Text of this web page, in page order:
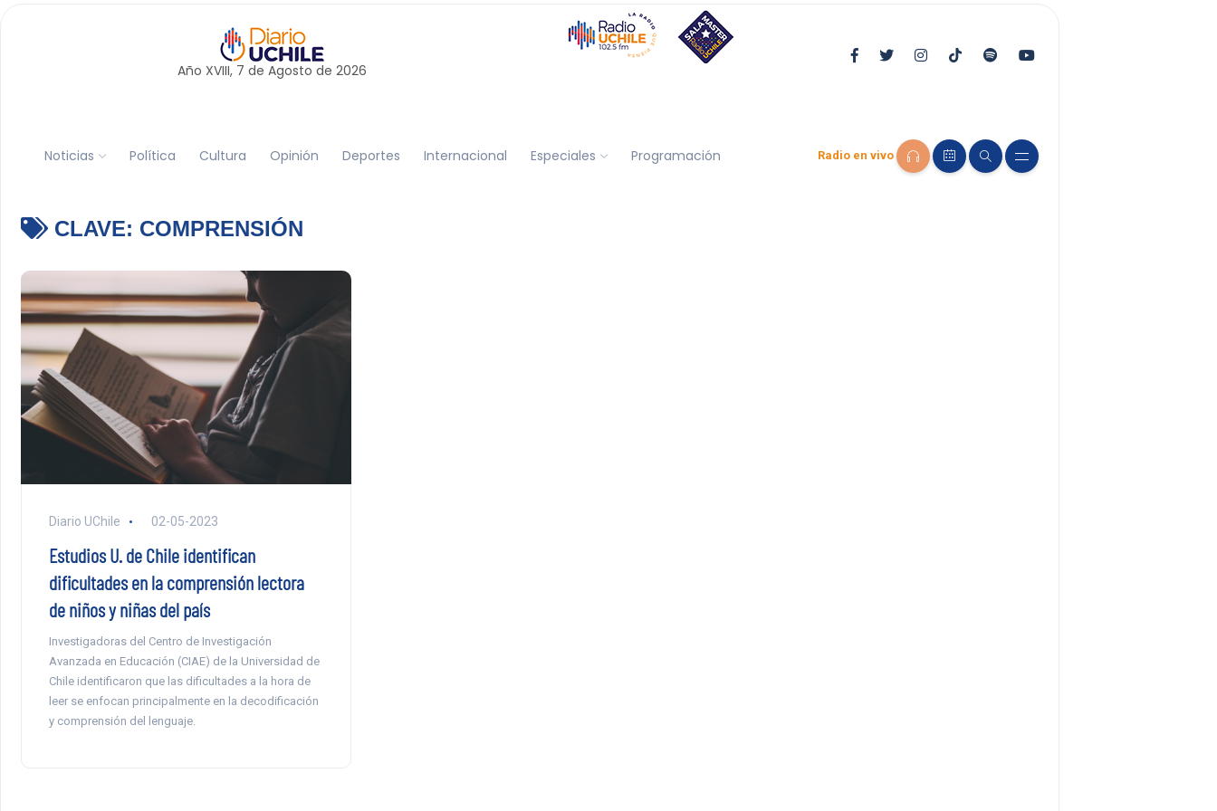
Año XVIII, 7 de Agosto de 2026
Noticias Política Cultura Opinión Deportes Internacional Especiales Programación Radio en vivo
CLAVE: COMPRENSIÓN
Diario UChile 02-05-2023
Estudios U. de Chile identifican
dificultades en la comprensión lectora
de niños y niñas del país
Investigadoras del Centro de Investigación
Avanzada en Educación (CIAE) de la Universidad de
Chile identificaron que las dificultades a la hora de
leer se enfocan principalmente en la decodificación
y comprensión del lenguaje.